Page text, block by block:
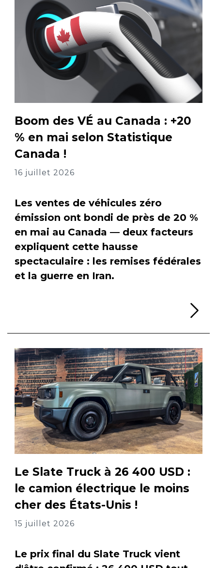
Boom des VÉ au Canada : +20
% en mai selon Statistique
Canada !
16 juillet 2026
Les ventes de véhicules zéro
émission ont bondi de près de 20 %
en mai au Canada — deux facteurs
expliquent cette hausse
spectaculaire : les remises fédérales
et la guerre en Iran.
Le Slate Truck à 26 400 USD :
le camion électrique le moins
cher des États-Unis !
15 juillet 2026
Le prix final du Slate Truck vient